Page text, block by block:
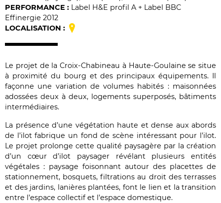
PERFORMANCE : Label H&E profil A + Label BBC
Effinergie 2012
LOCALISATION :
Le projet de la Croix-Chabineau à Haute-Goulaine se situe
à proximité du bourg et des principaux équipements. Il
façonne une variation de volumes habités : maisonnées
adossées deux à deux, logements superposés, bâtiments
intermédiaires.
La présence d’une végétation haute et dense aux abords
de l’ilot fabrique un fond de scène intéressant pour l’ilot.
Le projet prolonge cette qualité paysagère par la création
d’un cœur d’ilot paysager révélant plusieurs entités
végétales : paysage foisonnant autour des placettes de
stationnement, bosquets, filtrations au droit des terrasses
et des jardins, lanières plantées, font le lien et la transition
entre l’espace collectif et l’espace domestique.